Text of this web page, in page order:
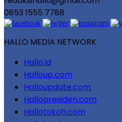
0853 1555 7788
HALLO MEDIA NETWORK
Hallo.id
Halloup.com
Halloupdate.com
Hallopresiden.com
Hallotokoh.com